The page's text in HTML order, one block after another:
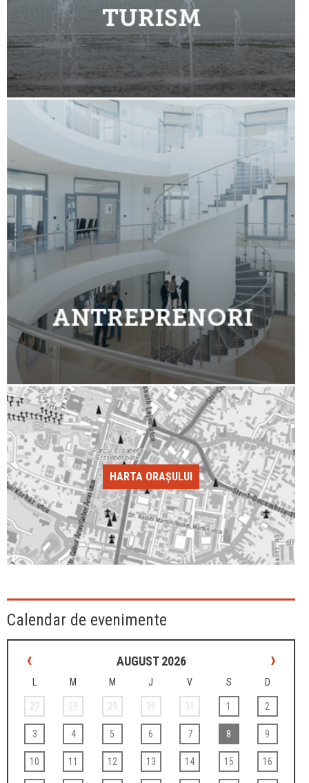
HARTA ORAȘULUI
Calendar de evenimente
‹ AUGUST 2026 ›
L M M J V S D
27 28 29 30 31 1 2
3 4 5 6 7 8 9
10 11 12 13 14 15 16